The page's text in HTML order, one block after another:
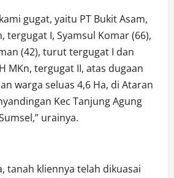
gugat, yaitu PT Bukit Asam,
tergugat I, Syamsul Komar (66),
(42), turut tergugat I dan
MKn, tergugat II, atas dugaan
warga seluas 4,6 Ha, di Ataran
Kec Tanjung Agung
urainya.
tanah kliennya telah dikuasai